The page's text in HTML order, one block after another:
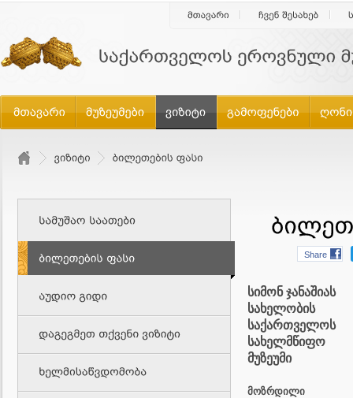
Share
სიმონ ჯანაშიას
სახელობის
საქართველოს
სახელმწიფო
მუზეუმი
მოზრდილი